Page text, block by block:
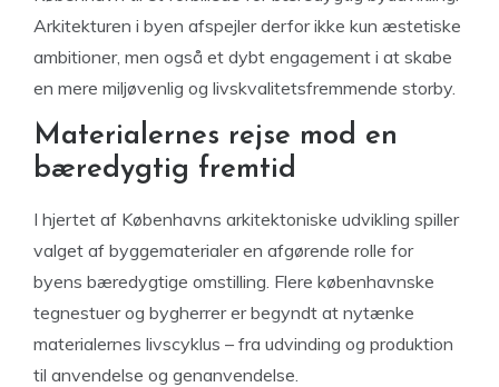
Arkitekturen i byen afspejler derfor ikke kun æstetiske
ambitioner, men også et dybt engagement i at skabe
en mere miljøvenlig og livskvalitetsfremmende storby.
Materialernes rejse mod en
bæredygtig fremtid
I hjertet af Københavns arkitektoniske udvikling spiller
valget af byggematerialer en afgørende rolle for
byens bæredygtige omstilling. Flere københavnske
tegnestuer og bygherrer er begyndt at nytænke
materialernes livscyklus – fra udvinding og produktion
til anvendelse og genanvendelse.